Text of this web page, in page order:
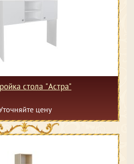
стола "Астра"
цену